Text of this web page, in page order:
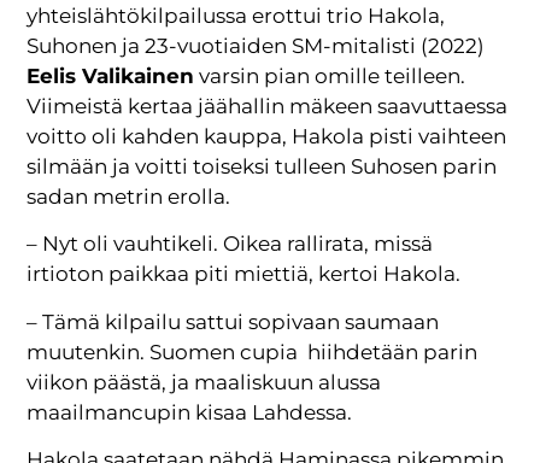
yhteislähtökilpailussa erottui trio Hakola,
Suhonen ja 23-vuotiaiden SM-mitalisti (2022)
Eelis Valikainen varsin pian omille teilleen.
Viimeistä kertaa jäähallin mäkeen saavuttaessa
voitto oli kahden kauppa, Hakola pisti vaihteen
silmään ja voitti toiseksi tulleen Suhosen parin
sadan metrin erolla.
– Nyt oli vauhtikeli. Oikea rallirata, missä
irtioton paikkaa piti miettiä, kertoi Hakola.
– Tämä kilpailu sattui sopivaan saumaan
muutenkin. Suomen cupia hiihdetään parin
viikon päästä, ja maaliskuun alussa
maailmancupin kisaa Lahdessa.